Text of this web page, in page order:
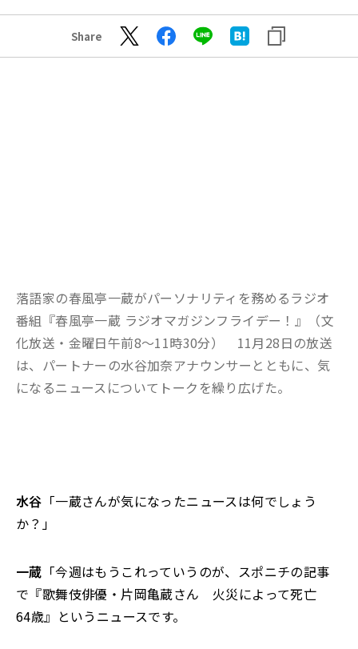
Share
落語家の春風亭一蔵がパーソナリティを務めるラジオ
番組『春風亭一蔵 ラジオマガジンフライデー！』（文
化放送・金曜日午前8〜11時30分） 11月28日の放送
は、パートナーの水谷加奈アナウンサーとともに、気
になるニュースについてトークを繰り広げた。
水谷 「一蔵さんが気になったニュースは何でしょう
か？」
一蔵 「今週はもうこれっていうのが、スポニチの記事
で『歌舞伎俳優・片岡亀蔵さん 火災によって死亡
64歳』というニュースです。